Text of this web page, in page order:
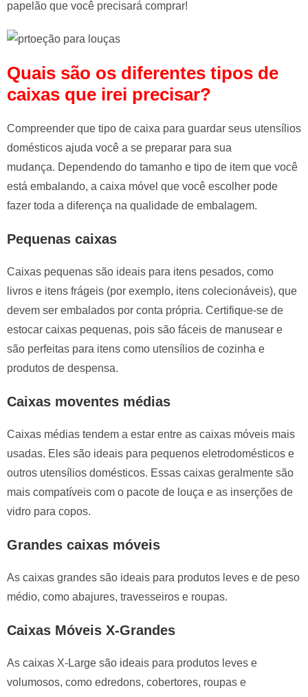
papelão que você precisará comprar!
Quais são os diferentes tipos de
caixas que irei precisar?
Compreender que tipo de caixa para guardar seus utensílios
domésticos ajuda você a se preparar para sua
mudança. Dependendo do tamanho e tipo de item que você
está embalando, a caixa móvel que você escolher pode
fazer toda a diferença na qualidade de embalagem.
Pequenas caixas
Caixas pequenas são ideais para itens pesados, como
livros e itens frágeis (por exemplo, itens colecionáveis), que
devem ser embalados por conta própria. Certifique-se de
estocar caixas pequenas, pois são fáceis de manusear e
são perfeitas para itens como utensílios de cozinha e
produtos de despensa.
Caixas moventes médias
Caixas médias tendem a estar entre as caixas móveis mais
usadas. Eles são ideais para pequenos eletrodomésticos e
outros utensílios domésticos. Essas caixas geralmente são
mais compatíveis com o pacote de louça e as inserções de
vidro para copos.
Grandes caixas móveis
As caixas grandes são ideais para produtos leves e de peso
médio, como abajures, travesseiros e roupas.
Caixas Móveis X-Grandes
As caixas X-Large são ideais para produtos leves e
volumosos, como edredons, cobertores, roupas e